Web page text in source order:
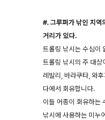
#. 그루퍼가 낚인 지
거리가 있다.
트롤링 낚시는 수심이
트롤링 낚시의 주 대상
레발리, 바라쿠타, 와
다에서 회유합니다.
이들 어종이 회유하는
낚시에 사용하는 미누